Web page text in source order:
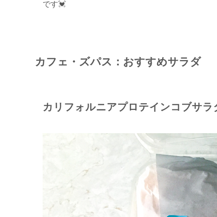
です💓
カフェ・ズパス：おすすめサラダ
カリフォルニアプロテインコブサラ